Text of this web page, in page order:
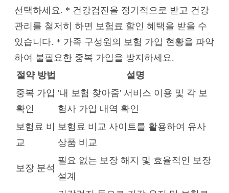
선택하세요. * 건강검진을 정기적으로 받고 건강
관리를 철저히 하면 보험료 할인 혜택을 받을 수
있습니다. * 가족 구성원의 보험 가입 현황을 파악
하여 불필요한 중복 가입을 방지하세요.
절약 방법
설명
중복 가입
확인
'내 보험 찾아줌' 서비스 이용 및 각 보
험사 가입 내역 확인
보험료 비
교
보험료 비교 사이트를 활용하여 유사
상품 비교
보장 분석
필요 없는 보장 해지 및 효율적인 보장
설계